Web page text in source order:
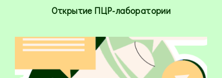
Открытие ПЦР-лаборатории